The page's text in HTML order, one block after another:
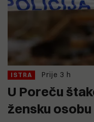
ISTRA Prije 3 h
U Poreču
žensku osobu